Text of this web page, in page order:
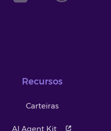
Recursos
Carteiras
AI Agent Kit